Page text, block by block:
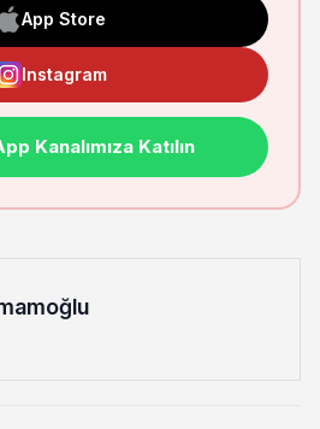
App Store
Instagram
Kanalımıza Katılın